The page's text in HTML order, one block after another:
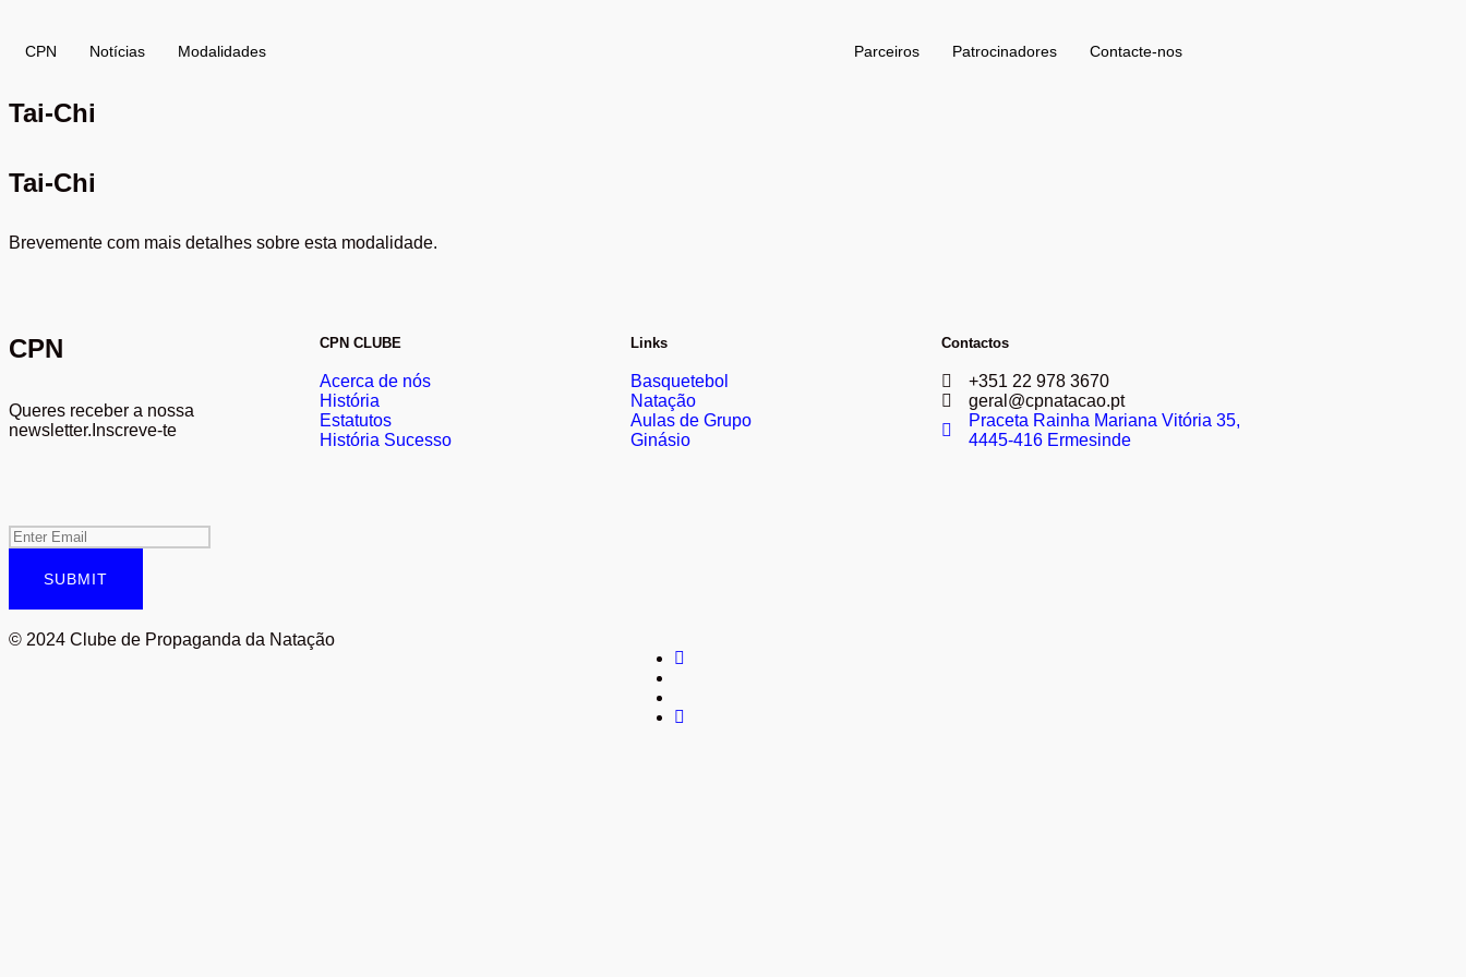
CPN Notícias Modalidades Parceiros Patrocinadores Contacte-nos
Tai-Chi
Tai-Chi
Brevemente com mais detalhes sobre esta modalidade.
CPN
Queres receber a nossa
newsletter.Inscreve-te
SUBMIT
CPN CLUBE
Acerca de nós
História
Estatutos
História Sucesso
Links
Basquetebol
Natação
Aulas de Grupo
Ginásio
Contactos
+351 22 978 3670
geral@cpnatacao.pt
Praceta Rainha Mariana Vitória 35,
4445-416 Ermesinde
© 2024 Clube de Propaganda da Natação